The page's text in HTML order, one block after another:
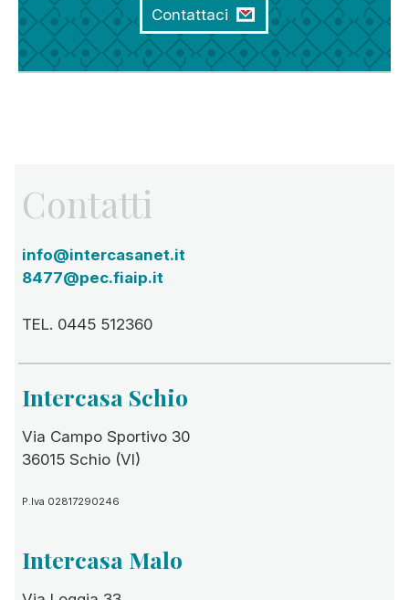
Contattaci
Contatti
info@intercasanet.it
8477@pec.fiaip.it
TEL. 0445 512360
Intercasa Schio
Via Campo Sportivo 30
36015 Schio (VI)
P.Iva 02817290246
Intercasa Malo